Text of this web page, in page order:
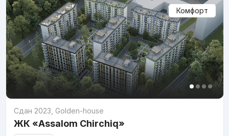
Комфорт
Сдан 2023 Golden-house
ЖК «Assalom Chirchiq»